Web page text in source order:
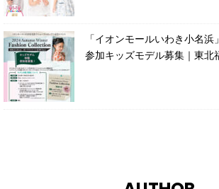
「イオンモールいわき小名
参加キッズモデル募集｜東北